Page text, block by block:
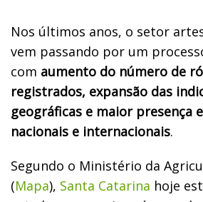
Nos últimos anos, o setor
vem passando por um
com aumento do número de
registrados, expansão das
geográficas e maior presença
nacionais e internacionais.
Segundo o Ministério da
(Mapa), Santa Catarina hoje